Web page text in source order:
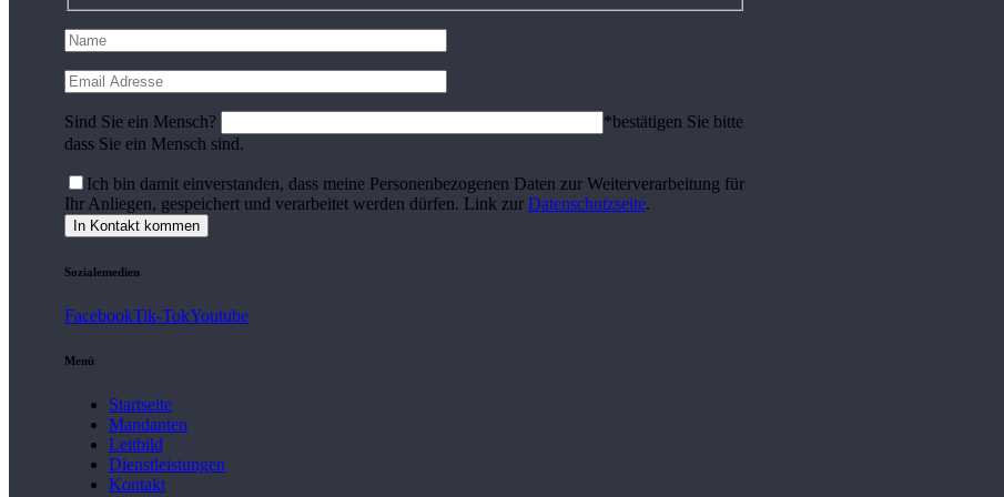
Sind Sie ein Mensch?
*bestätigen Sie bitte
dass Sie ein Mensch sind.
Ich bin damit einverstanden, dass meine Personenbezogenen Daten zur Weiterverarbeitung für
Ihr Anliegen, gespeichert und verarbeitet werden dürfen. Link zur Datenschutzseite.
Sozialemedien
FacebookTik-TokYoutube
Menü
Startseite
Mandanten
Leitbild
Dienstleistungen
Kontakt